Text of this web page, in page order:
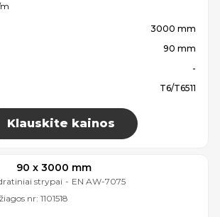
3000 mm
90 mm
-
T6/T6511
Klauskite kainos
90 x 3000 mm
strypai - EN AW-7075
nr: 1101518